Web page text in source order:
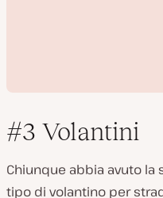
#3 Volantini
Chiunque abbia avuto
tipo di volantino per